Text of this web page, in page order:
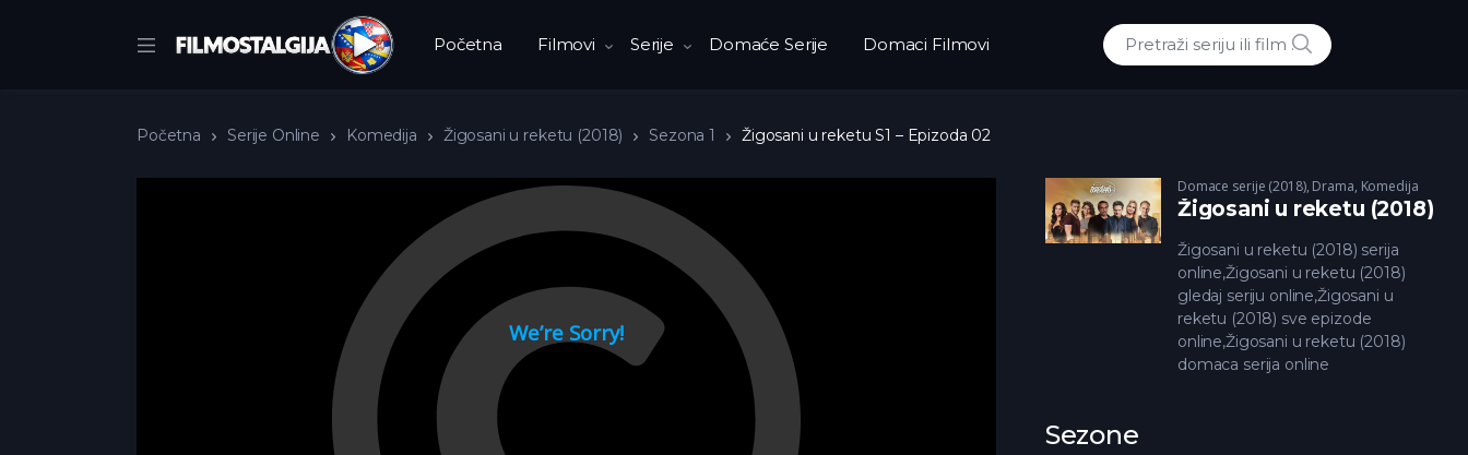
Početna Filmovi Serije Domaće Serije Domaci Filmovi
Traži:
POTRAZI
Početna Serije Online Komedija Žigosani u reketu (2018) Sezona 1 Žigosani u reketu S1 – Epizoda 02
Domace serije (2018), Drama, Komedija
Žigosani u reketu (2018)
Žigosani u reketu (2018) serija
online,Žigosani u reketu (2018)
gledaj seriju online,Žigosani u
reketu (2018) sve epizode
online,Žigosani u reketu (2018)
domaca serija online
Sezone